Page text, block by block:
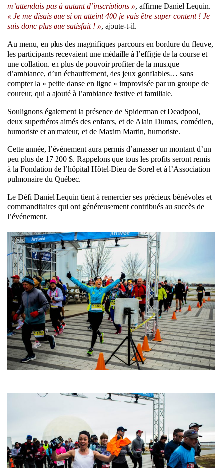
m’attendais pas à autant d’inscriptions », affirme Daniel Lequin.
« Je me disais que si on atteint 400 je vais être super content ! Je
suis donc plus que satisfait ! », ajoute-t-il.
Au menu, en plus des magnifiques parcours en bordure du fleuve,
les participants recevaient une médaille à l’effigie de la course et
une collation, en plus de pouvoir profiter de la musique
d’ambiance, d’un échauffement, des jeux gonflables… sans
compter la « petite danse en ligne » improvisée par un groupe de
coureur, qui a ajouté à l’ambiance festive et familiale.
Soulignons également la présence de Spiderman et Deadpool,
deux superhéros aimés des enfants, et de Alain Dumas, comédien,
humoriste et animateur, et de Maxim Martin, humoriste.
Cette année, l’événement aura permis d’amasser un montant d’un
peu plus de 17 200 $. Rappelons que tous les profits seront remis
à la Fondation de l’hôpital Hôtel-Dieu de Sorel et à l’Association
pulmonaire du Québec.
Le Défi Daniel Lequin tient à remercier ses précieux bénévoles et
commanditaires qui ont généreusement contribués au succès de
l’événement.